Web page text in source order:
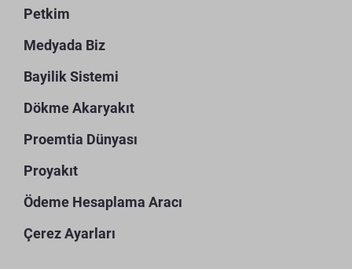
Petkim
Medyada Biz
Bayilik Sistemi
Dökme Akaryakıt
Proemtia Dünyası
Proyakıt
Ödeme Hesaplama Aracı
Çerez Ayarları